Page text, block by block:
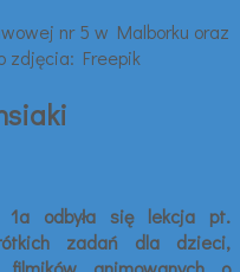
odbyła się lekcja pt.
zadań dla dzieci,